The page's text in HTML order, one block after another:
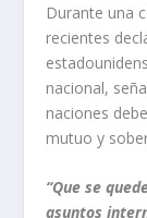
Durante una
recientes
nacional,
naciones
mutuo y
“Que se
asuntos